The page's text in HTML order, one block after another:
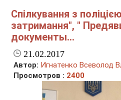
Спілкування з
затримання", "
документы...
21.02.2017
Автор: Игнатенко Всеволод
Просмотров : 2400